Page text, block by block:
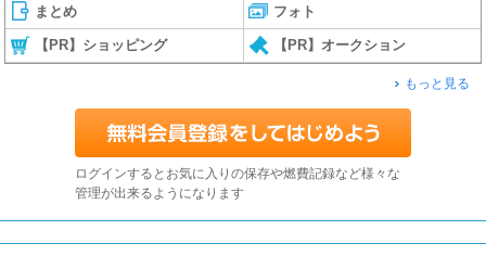
まとめ フォト
【PR】ショッピング 【PR】オークション
もっと見る
ログインするとお気に入りの保存や燃費記録など様々な
管理が出来るようになります